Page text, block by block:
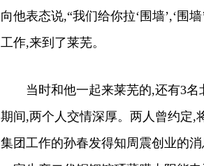
向他表态说,“我们给你拉‘围墙’,‘围
工作,来到了莱芜。
当时和他一起来莱芜的,还有3名
期间,两个人交情深厚。两人曾约定,
集团工作的孙春发得知周震创业的